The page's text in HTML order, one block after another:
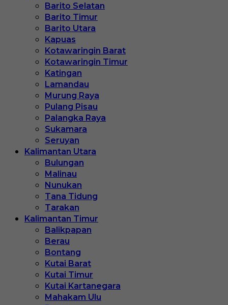
Barito Selatan
Barito Timur
Barito Utara
Kapuas
Kotawaringin Barat
Kotawaringin Timur
Katingan
Lamandau
Murung Raya
Pulang Pisau
Palangka Raya
Sukamara
Seruyan
Kalimantan Utara
Bulungan
Malinau
Nunukan
Tana Tidung
Tarakan
Kalimantan Timur
Balikpapan
Berau
Bontang
Kutai Barat
Kutai Timur
Kutai Kartanegara
Mahakam Ulu